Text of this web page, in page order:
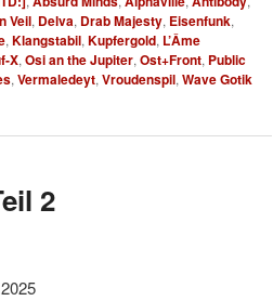
Veil, Delva, Drab Majesty, Eisenfunk,
, Klangstabil, Kupfergold, L’Âme
X, Osi an the Jupiter, Ost+Front, Public
, Vermaledeyt, Vroudenspil, Wave Gotik
2